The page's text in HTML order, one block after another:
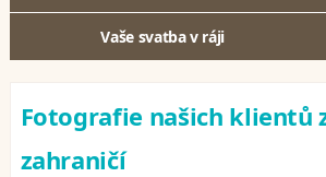
Vaše svatba v ráji
Fotografie našich klientů
zahraničí